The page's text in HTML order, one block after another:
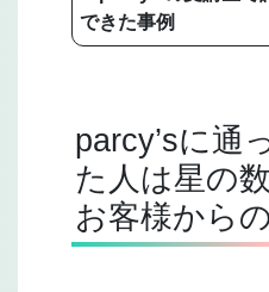
できた事例
parcy’sに通
た人は星の
お客様から